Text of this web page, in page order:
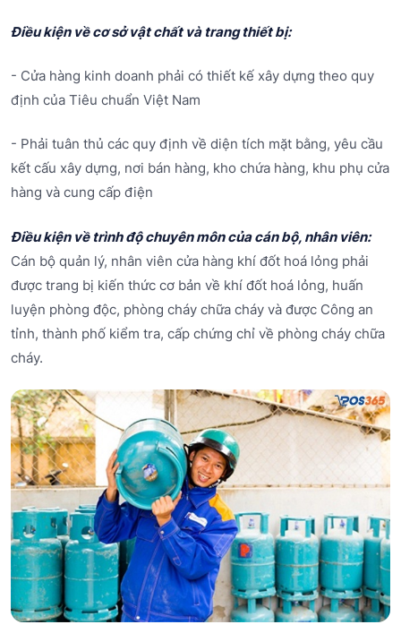
Điều kiện về cơ sở vật chất và trang thiết bị:
- Cửa hàng kinh doanh phải có thiết kế xây dựng theo quy
định của Tiêu chuẩn Việt Nam
- Phải tuân thủ các quy định về diện tích mặt bằng, yêu cầu
kết cấu xây dựng, nơi bán hàng, kho chứa hàng, khu phụ cửa
hàng và cung cấp điện
Điều kiện về trình độ chuyên môn của cán bộ, nhân viên:
Cán bộ quản lý, nhân viên cửa hàng khí đốt hoá lỏng phải
được trang bị kiến thức cơ bản về khí đốt hoá lỏng, huấn
luyện phòng độc, phòng cháy chữa cháy và được Công an
tỉnh, thành phố kiểm tra, cấp chứng chỉ về phòng cháy chữa
cháy.